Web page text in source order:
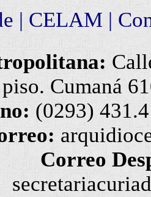
| CELAM |
Cumaná
(0293)
Correo